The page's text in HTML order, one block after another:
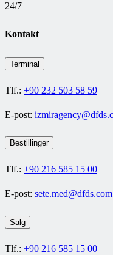
24/7
Kontakt
Terminal
Tlf.: +90 232 503 58 59
E-post:
Bestillinger
Tlf.: +90 216 585 15 00
E-post: sete.med@dfds.com
Salg
Tlf.: +90 216 585 15 00